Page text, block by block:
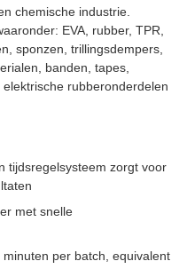
chemische industrie.
EVA, rubber, TPR,
sponzen, trillingsdempers,
banden, tapes,
rubberonderdelen
tijdsregelsysteem zorgt voor
met snelle
per batch, equivalent